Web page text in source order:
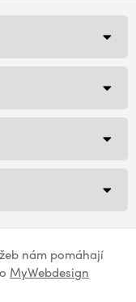
nám pomáhají
MyWebdesign